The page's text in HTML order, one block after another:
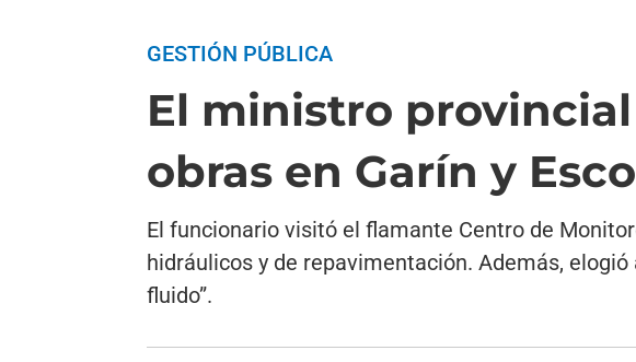
GESTIÓN PÚBLICA
El ministro
obras en Garín y
El funcionario visitó el flamante Centro de
hidráulicos y de repavimentación. Además,
fluido”.